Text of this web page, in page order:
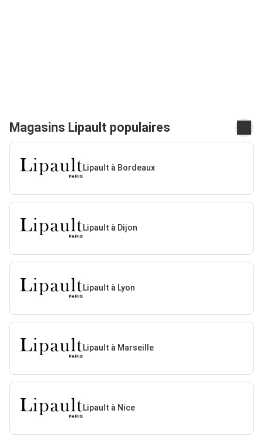
Magasins Lipault populaires
Lipault à Bordeaux
Lipault à Dijon
Lipault à Lyon
Lipault à Marseille
Lipault à Nice